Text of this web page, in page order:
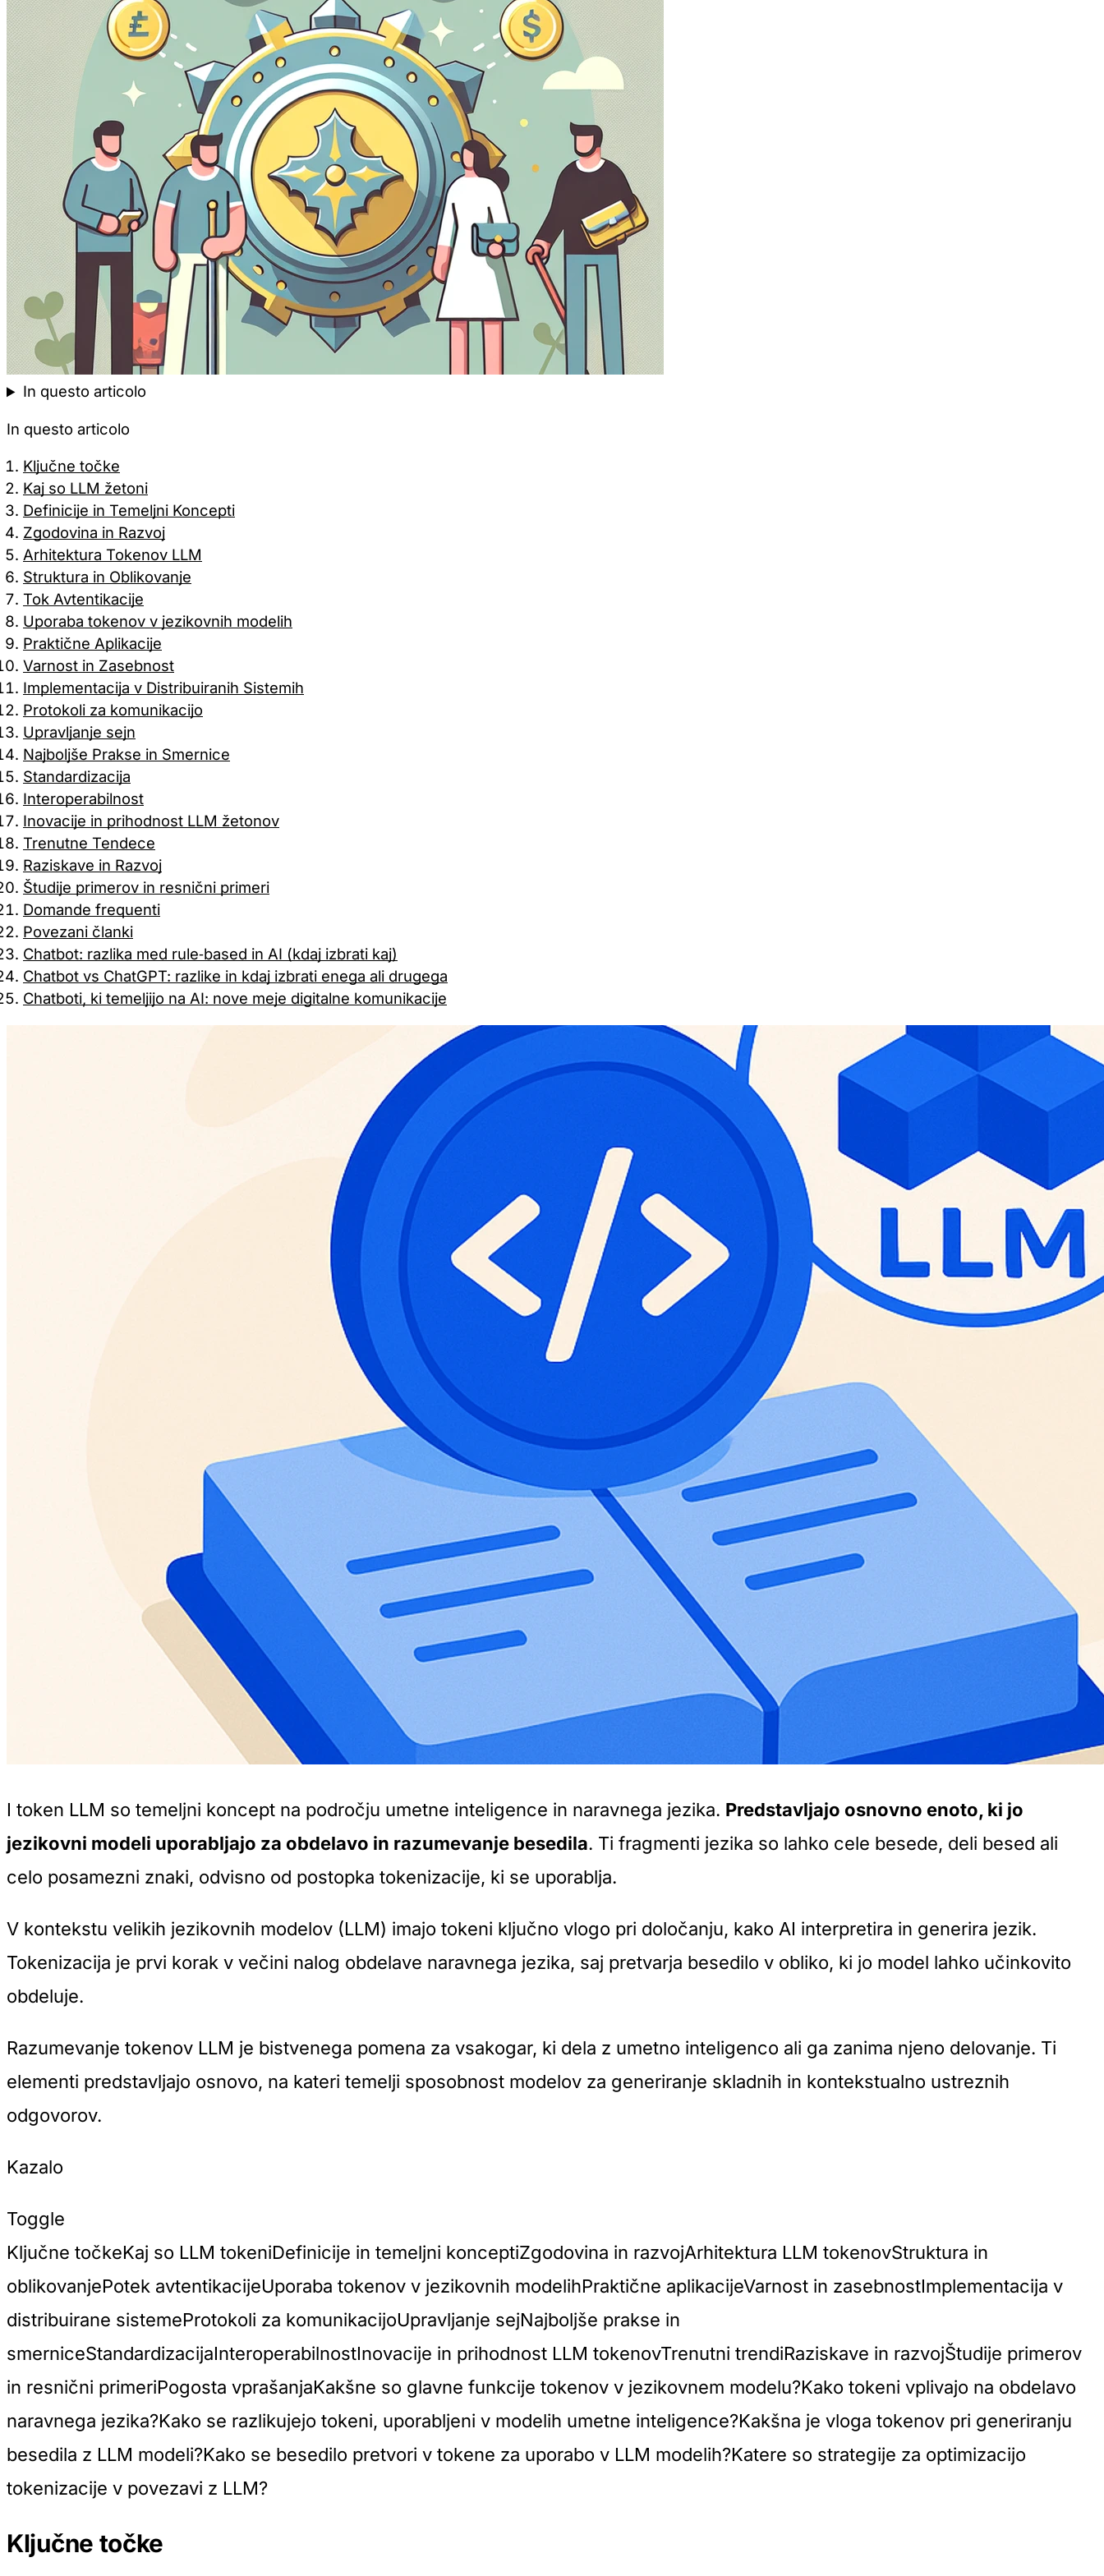
In questo articolo
In questo articolo
Ključne točke
Kaj so LLM žetoni
Definicije in Temeljni Koncepti
Zgodovina in Razvoj
Arhitektura Tokenov LLM
Struktura in Oblikovanje
Tok Avtentikacije
Uporaba tokenov v jezikovnih modelih
Praktične Aplikacije
Varnost in Zasebnost
Implementacija v Distribuiranih Sistemih
Protokoli za komunikacijo
Upravljanje sejn
Najboljše Prakse in Smernice
Standardizacija
Interoperabilnost
Inovacije in prihodnost LLM žetonov
Trenutne Tendece
Raziskave in Razvoj
Študije primerov in resnični primeri
Domande frequenti
Povezani članki
Chatbot: razlika med rule‑based in AI (kdaj izbrati kaj)
Chatbot vs ChatGPT: razlike in kdaj izbrati enega ali drugega
Chatboti, ki temeljijo na AI: nove meje digitalne komunikacije
I token LLM so temeljni koncept na področju umetne inteligence in naravnega jezika. Predstavljajo osnovno enoto, ki jo
jezikovni modeli uporabljajo za obdelavo in razumevanje besedila. Ti fragmenti jezika so lahko cele besede, deli besed ali
celo posamezni znaki, odvisno od postopka tokenizacije, ki se uporablja.
V kontekstu velikih jezikovnih modelov (LLM) imajo tokeni ključno vlogo pri določanju, kako AI interpretira in generira jezik.
Tokenizacija je prvi korak v večini nalog obdelave naravnega jezika, saj pretvarja besedilo v obliko, ki jo model lahko učinkovito
obdeluje.
Razumevanje tokenov LLM je bistvenega pomena za vsakogar, ki dela z umetno inteligenco ali ga zanima njeno delovanje. Ti
elementi predstavljajo osnovo, na kateri temelji sposobnost modelov za generiranje skladnih in kontekstualno ustreznih
odgovorov.
Kazalo
Toggle
Ključne točkeKaj so LLM tokeniDefinicije in temeljni konceptiZgodovina in razvojArhitektura LLM tokenovStruktura in
oblikovanjePotek avtentikacijeUporaba tokenov v jezikovnih modelihPraktične aplikacijeVarnost in zasebnostImplementacija v
distribuirane sistemeProtokoli za komunikacijoUpravljanje sejNajboljše prakse in
smerniceStandardizacijaInteroperabilnostInovacije in prihodnost LLM tokenovTrenutni trendiRaziskave in razvojŠtudije primerov
in resnični primeriPogosta vprašanjaKakšne so glavne funkcije tokenov v jezikovnem modelu?Kako tokeni vplivajo na obdelavo
naravnega jezika?Kako se razlikujejo tokeni, uporabljeni v modelih umetne inteligence?Kakšna je vloga tokenov pri generiranju
besedila z LLM modeli?Kako se besedilo pretvori v tokene za uporabo v LLM modelih?Katere so strategije za optimizacijo
tokenizacije v povezavi z LLM?
Ključne točke
obiskovalci premikajo po spletni strani.
Trženjski piškotki
Te piškotke lahko na naši spletni strani nastavijo naši oglaševalski partnerji. Ta podjetja jih lahko uporabljajo
za izgradnjo profila vaših interesov in vam pokazati ustrezne oglase na drugih spletnih straneh.
Piškotki za nastavitve
Ti piškotki omogočajo spletni strani, da si zapomni vaše izbire (kot je vaše uporabniško ime, jezik ali regija, v
kateri se nahajate) in zagotavlja izboljšane, bolj osebne funkcije.
Shrani nastavitve Sprejmi vse Samo potrebne